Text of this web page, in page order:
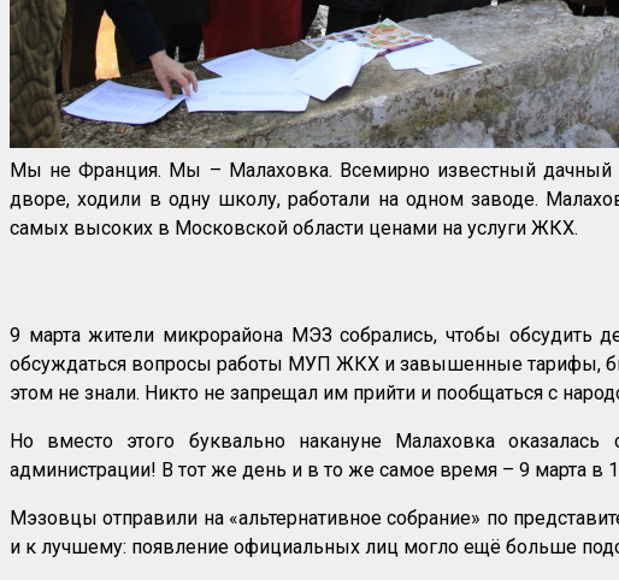
Мы не Франция. Мы – Малаховка. Всемирно известный дачный
дворе, ходили в одну школу, работали на одном заводе.
самых высоких в Московской области ценами на услуги ЖКХ.
9 марта жители микрорайона МЭЗ собрались, чтобы
обсуждаться вопросы работы МУП ЖКХ и завышенные тарифы,
этом не знали. Никто не запрещал им прийти и пообщаться с
Но вместо этого буквально накануне Малаховка
администрации! В тот же день и в то же самое время – 9 марта в
Мэзовцы отправили на «альтернативное собрание» по
и к лучшему: появление официальных лиц могло ещё больше